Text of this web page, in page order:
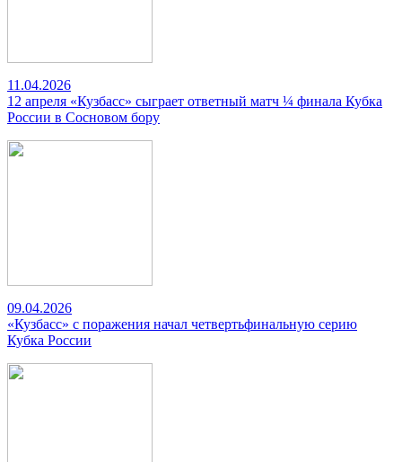
11.04.2026
12 апреля «Кузбасс» сыграет ответный матч ¼ финала Кубка
России в Сосновом бору
09.04.2026
«Кузбасс» с поражения начал четвертьфинальную серию
Кубка России